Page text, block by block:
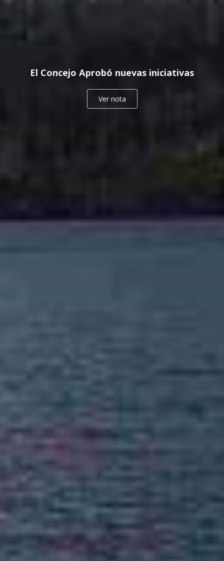
El Concejo Aprobó nuevas iniciativas
Ver nota